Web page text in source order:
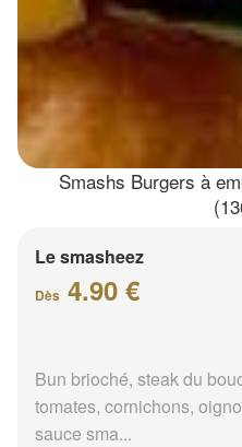
Smashs Burgers à
Le smasheez
Dès 4.90 €
Bun brioché, steak du
tomates, cornichons,
sauce sma...